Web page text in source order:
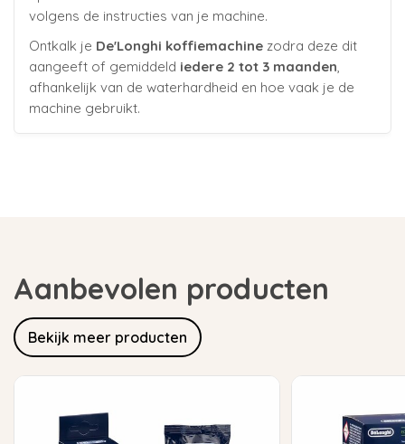
volgens de instructies van je machine.
Ontkalk je De'Longhi koffiemachine zodra deze dit
aangeeft of gemiddeld iedere 2 tot 3 maanden,
afhankelijk van de waterhardheid en hoe vaak je de
machine gebruikt.
Aanbevolen producten
Bekijk meer producten